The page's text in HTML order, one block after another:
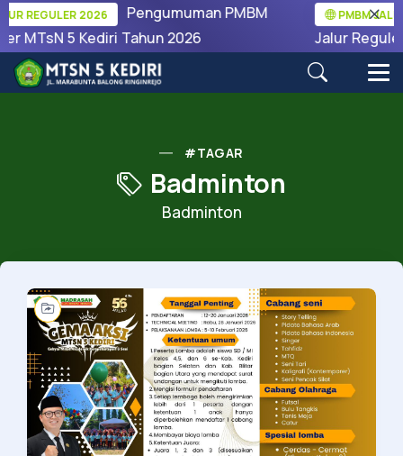
REGULER 2026
Pengumuman PMBM
MTsN 5 Kediri Tahun 2026
PMBM
Jalur
#TAGAR
Badminton
Badminton